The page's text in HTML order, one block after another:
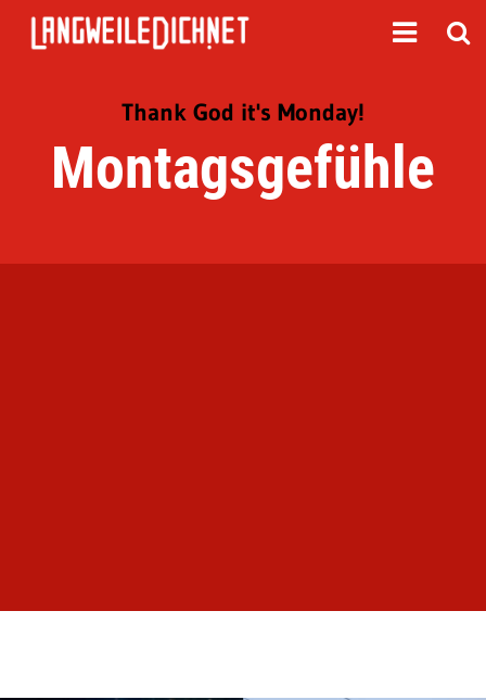
Thank God it's Monday!
Montagsgefühle